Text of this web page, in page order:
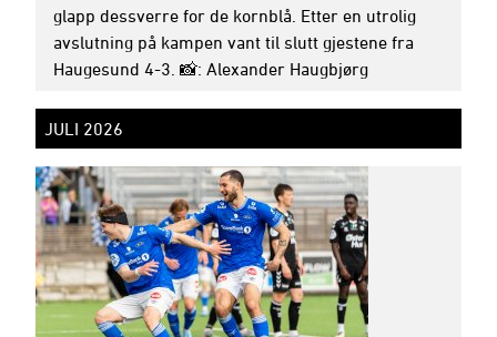
glapp dessverre for de kornblå. Etter en utrolig
avslutning på kampen vant til slutt gjestene fra
Haugesund 4-3. 📸: Alexander Haugbjørg
JULI 2026